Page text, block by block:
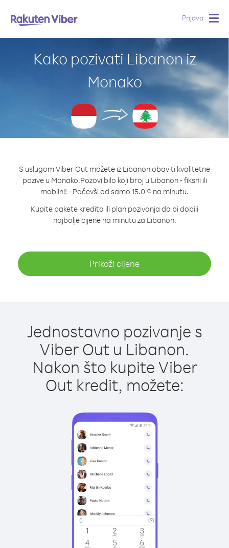
Prijava
Kako pozivati Libanon iz
Monako
S uslugom Viber Out možete iz Libanon obaviti kvalitetne
pozive u Monako.Pozovi bilo koji broj u Libanon - fiksni ili
mobilni! - Počevši od samo 15.0 ¢ na minutu.
Kupite pakete kredita ili plan pozivanja da bi dobili
najbolje cijene na minutu za Libanon.
Prikaži cijene
Jednostavno pozivanje s
Viber Out u Libanon.
Nakon što kupite Viber
Out kredit, možete: